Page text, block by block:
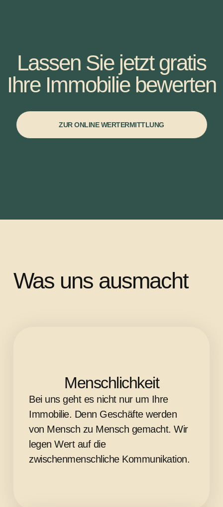
Lassen Sie jetzt gratis
Ihre Immobilie bewerten
ZUR ONLINE WERTERMITTLUNG
Was uns ausmacht
Menschlichkeit
Bei uns geht es nicht nur um Ihre
Immobilie. Denn Geschäfte werden
von Mensch zu Mensch gemacht. Wir
legen Wert auf die
zwischenmenschliche Kommunikation.